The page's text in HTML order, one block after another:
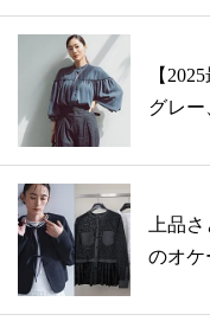
【
グレ
上品
のオケ